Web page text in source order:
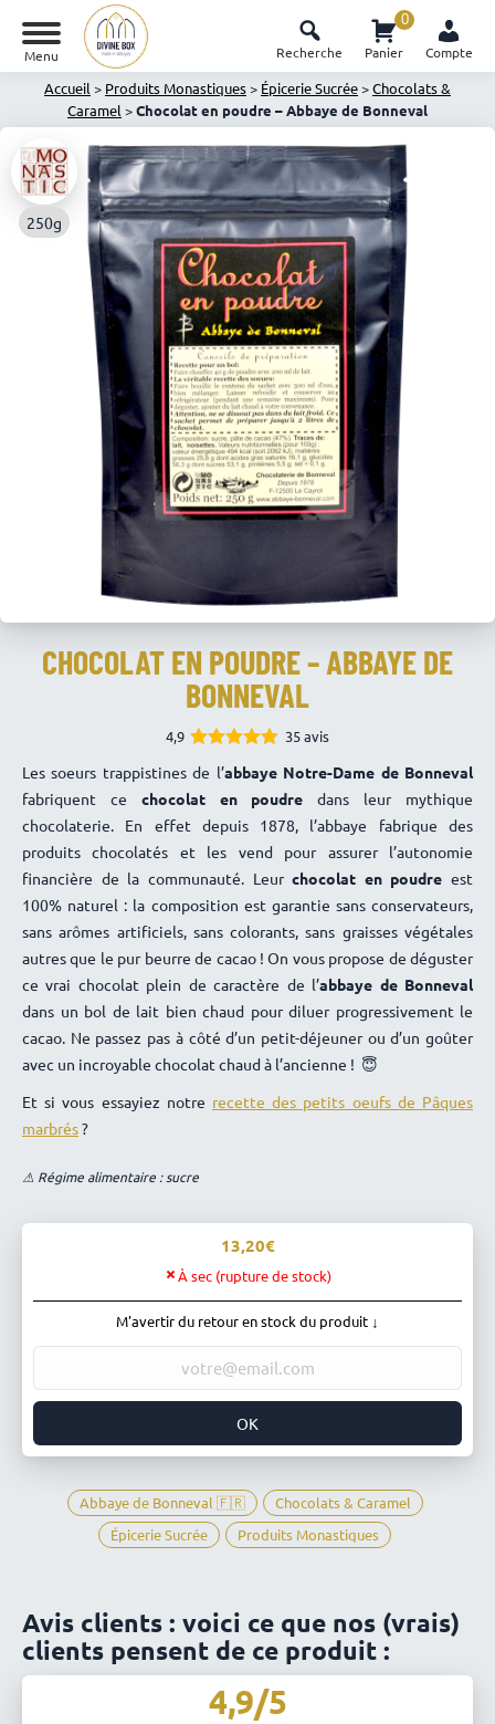
Menu Recherche Panier
0
Compte
Accueil > Produits Monastiques> Épicerie Sucrée>Chocolats &
Caramel >Chocolat en poudre – Abbaye de Bonneval
250g
CHOCOLAT EN POUDRE – ABBAYE DE
BONNEVAL
4,9
Note 4.89
sur 5
35 avis
Les soeurs trappistines de l’abbaye Notre-Dame de Bonneval
fabriquent ce chocolat en poudre dans leur mythique
chocolaterie. En effet depuis 1878, l’abbaye fabrique des
produits chocolatés et les vend pour assurer l’autonomie
financière de la communauté. Leurchocolat en poudre est
100% naturel : la composition est garantie sans conservateurs,
sans arômes artificiels, sans colorants, sans graisses végétales
autres que le pur beurre de cacao ! On vous propose de déguster
ce vrai chocolat plein de caractère de l’abbaye de Bonneval
dans un bol de lait bien chaud pour diluer progressivement le
cacao. Ne passez pas à côté d’un petit-déjeuner ou d’un goûter
avec un incroyable chocolat chaud à l’ancienne ! 😇
Et si vous essayiez notre recette des petits oeufs de Pâques
marbrés?
⚠ Régime alimentaire : sucre
13,20
À sec (rupture de stock)
M'avertir du retour en stock du produit ↓
OK
Abbaye de Bonneval 🇫🇷
Chocolats & Caramel
Épicerie Sucrée
Produits Monastiques
Avis clients : voici ce que nos (vrais)
clients pensent de ce produit :
4,9/5